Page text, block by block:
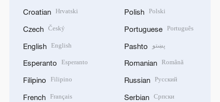
Croatian Hrvatski
Czech Český
English English
Esperanto Esperanto
Filipino Filipino
French Français
Polish Polski
Portuguese Português
Pashto پښتو
Romanian Română
Russian Русский
Serbian Српски